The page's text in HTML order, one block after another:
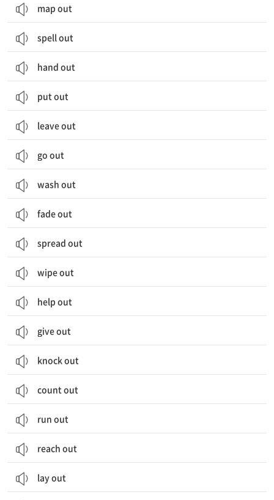
map out
spell out
hand out
put out
leave out
go out
wash out
fade out
spread out
wipe out
help out
give out
knock out
count out
run out
reach out
lay out